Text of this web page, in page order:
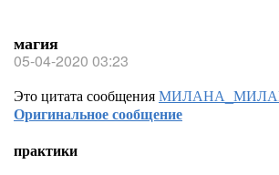
магия
05-04-2020 03:23
Это цитата сообщения
Оригинальное сообщение
практики